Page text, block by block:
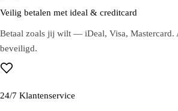
Veilig betalen met ideal & creditcard
Betaal zoals jij wilt — iDeal, Visa, Mastercard.
beveiligd.
24/7 Klantenservice